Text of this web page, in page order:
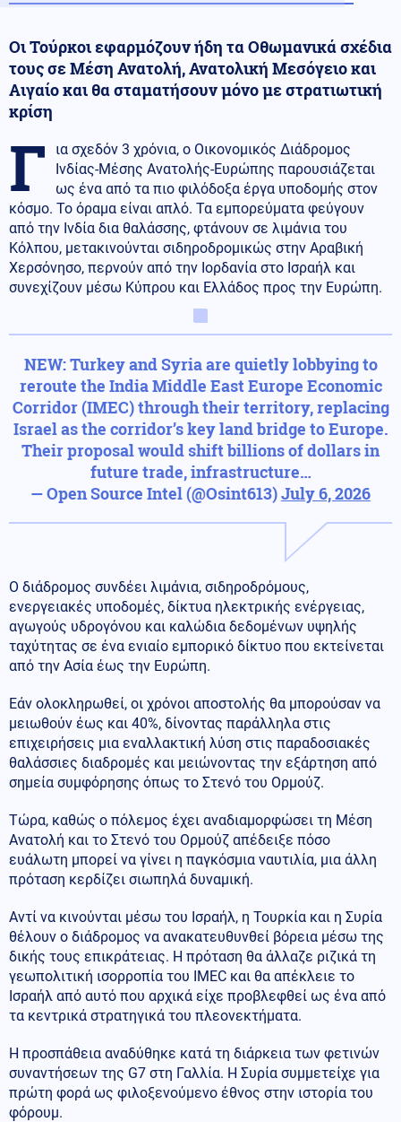
Οι Τούρκοι εφαρμόζουν ήδη τα Οθωμανικά σχέδια
τους σε Μέση Ανατολή, Ανατολική Μεσόγειο και
Αιγαίο και θα σταματήσουν μόνο με στρατιωτική
κρίση
Γ
ια σχεδόν 3 χρόνια, ο Οικονομικός Διάδρομος
Ινδίας-Μέσης Ανατολής-Ευρώπης παρουσιάζεται
ως ένα από τα πιο φιλόδοξα έργα υποδομής στον
κόσμο. Το όραμα είναι απλό. Τα εμπορεύματα φεύγουν
από την Ινδία δια θαλάσσης, φτάνουν σε λιμάνια του
Κόλπου, μετακινούνται σιδηροδρομικώς στην Αραβική
Χερσόνησο, περνούν από την Ιορδανία στο Ισραήλ και
συνεχίζουν μέσω Κύπρου και Ελλάδος προς την Ευρώπη.
NEW: Turkey and Syria are quietly lobbying to
reroute the India Middle East Europe Economic
Corridor (IMEC) through their territory, replacing
Israel as the corridor’s key land bridge to Europe.
Their proposal would shift billions of dollars in
future trade, infrastructure…
— Open Source Intel (@Osint613)July 6, 2026
Ο διάδρομος συνδέει λιμάνια, σιδηροδρόμους,
ενεργειακές υποδομές, δίκτυα ηλεκτρικής ενέργειας,
αγωγούς υδρογόνου και καλώδια δεδομένων υψηλής
ταχύτητας σε ένα ενιαίο εμπορικό δίκτυο που εκτείνεται
από την Ασία έως την Ευρώπη.
Εάν ολοκληρωθεί, οι χρόνοι αποστολής θα μπορούσαν να
μειωθούν έως και 40%, δίνοντας παράλληλα στις
επιχειρήσεις μια εναλλακτική λύση στις παραδοσιακές
θαλάσσιες διαδρομές και μειώνοντας την εξάρτηση από
σημεία συμφόρησης όπως το Στενό του Ορμούζ.
Τώρα, καθώς ο πόλεμος έχει αναδιαμορφώσει τη Μέση
Ανατολή και το Στενό του Ορμούζ απέδειξε πόσο
ευάλωτη μπορεί να γίνει η παγκόσμια ναυτιλία, μια άλλη
πρόταση κερδίζει σιωπηλά δυναμική.
Αντί να κινούνται μέσω του Ισραήλ, η Τουρκία και η Συρία
θέλουν ο διάδρομος να ανακατευθυνθεί βόρεια μέσω της
δικής τους επικράτειας. Η πρόταση θα άλλαζε ριζικά τη
γεωπολιτική ισορροπία του IMEC και θα απέκλειε το
Ισραήλ από αυτό που αρχικά είχε προβλεφθεί ως ένα από
τα κεντρικά στρατηγικά του πλεονεκτήματα.
Η προσπάθεια αναδύθηκε κατά τη διάρκεια των φετινών
συναντήσεων της G7 στη Γαλλία. Η Συρία συμμετείχε για
πρώτη φορά ως φιλοξενούμενο έθνος στην ιστορία του
φόρουμ.